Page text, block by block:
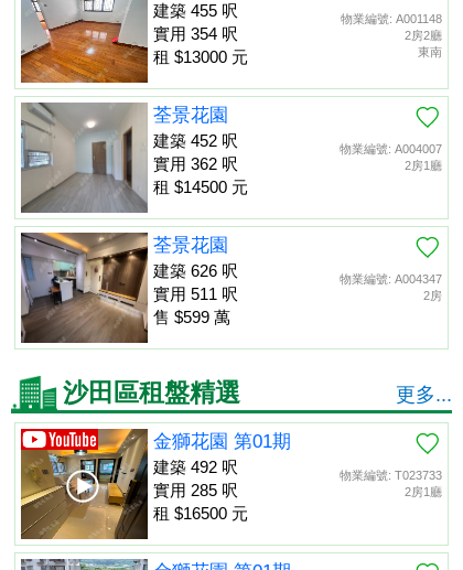
物業編號: A001148
2房2廳
東南
建築 455 呎
實用 354 呎
租 $13000 元
物業編號: A004007
2房1廳
荃景花園
建築 452 呎
實用 362 呎
租 $14500 元
物業編號: A004347
2房
荃景花園
建築 626 呎
實用 511 呎
售 $599 萬
沙田區租盤精選 更多...
物業編號: T023733
2房1廳
金獅花園 第01期
建築 492 呎
實用 285 呎
租 $16500 元